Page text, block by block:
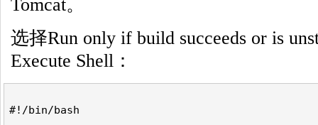
Tomcat。
选择Run only if build succeeds or is
Execute Shell：
#!/bin/bash